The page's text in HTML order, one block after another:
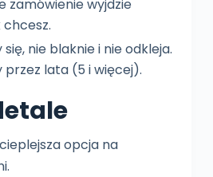
zamówienie wyjdzie
chcesz.
nie blaknie i nie odkleja.
przez lata (5 i więcej).
opcja na